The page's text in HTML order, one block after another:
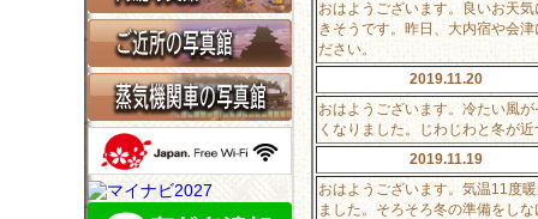
おはようございます。良いお天
きそうです。昨日、大内宿や会
ださい。
2019.11.20
おはようございます。冷たい風
くなりました。じわじわと冬が
2019.11.19
おはようございます。気温11度
ました。そろそろ冬の準備をし